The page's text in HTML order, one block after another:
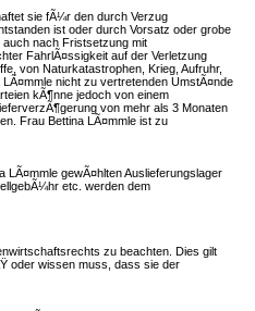
sie fÃ¼r den durch Verzug
ist oder durch Vorsatz oder grobe
nach Fristsetzung mit
FahrlÃ¤ssigkeit auf der Verletzung
von Naturkatastrophen, Krieg, Aufruhr,
nicht zu vertretenden UmstÃ¤nde
kÃ¶nne jedoch von einem
von mehr als 3 Monaten
Frau Bettina LÃ¤mmle ist zu
gewÃ¤hlten Auslieferungslager
etc. werden dem
zu beachten. Dies gilt
oder wissen muss, dass sie der